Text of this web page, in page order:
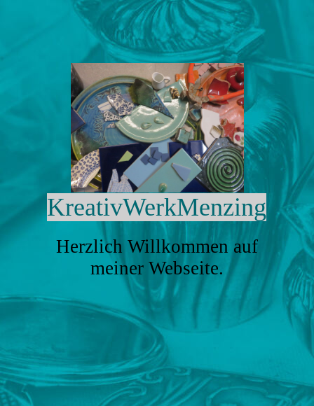
KreativWerkMenzing
Herzlich Willkommen auf
meiner Webseite.